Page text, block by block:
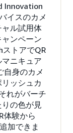
Innovation
イスのカメ
ル試用体
ンペーン
ストアでQR
ニキュア
自身のカメ
ッシュカ
れがバーチ
の色が見
体験から
加できま